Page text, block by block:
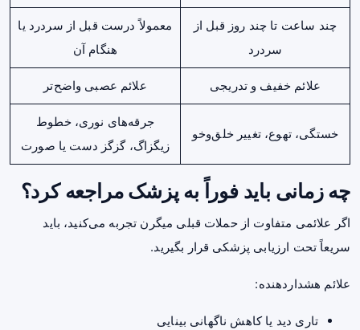
چند ساعت تا چند روز قبل از
سردرد
معمولاً درست قبل از سردرد یا
هنگام آن
علائم خفیف و تدریجی علائم عصبی واضح‌تر
خستگی، تهوع، تغییر خلق‌وخو
جرقه‌های نوری، خطوط
زیگزاگ، گزگز دست یا صورت
چه زمانی باید فوراً به پزشک مراجعه کرد؟
اگر علائمی متفاوت از حملات قبلی میگرن تجربه می‌کنید، باید
سریعاً تحت ارزیابی پزشکی قرار بگیرید.
علائم هشداردهنده:
تاری دید یا کاهش ناگهانی بینایی